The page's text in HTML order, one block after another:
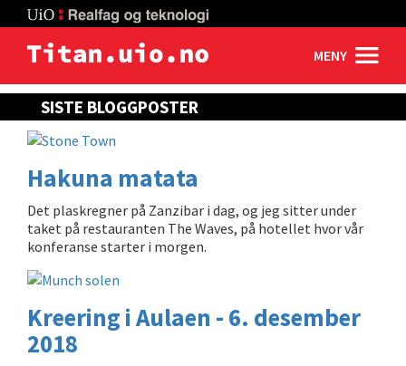
to
main
MENY
SISTE BLOGGPOSTER
Hakuna matata
Det plaskregner på Zanzibar i dag, og jeg sitter under
taket på restauranten The Waves, på hotellet hvor vår
konferanse starter i morgen.
Kreering i Aulaen - 6. desember
2018